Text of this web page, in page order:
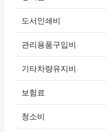
도서인쇄비
관리용품구입비
기타차량유지비
보험료
청소비